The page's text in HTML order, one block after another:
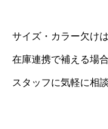
サイズ・カラー欠け
在庫連携で補える場
スタッフに気軽に相